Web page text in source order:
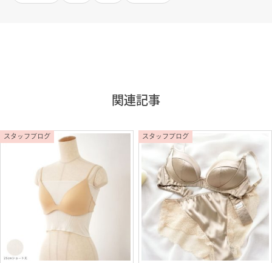
関連記事
スタッフブログ スタッフブログ